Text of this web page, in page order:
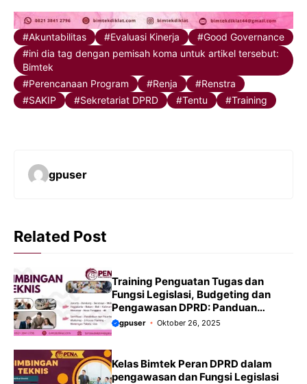
Akuntabilitas Evaluasi Kinerja
Good Governance
ini dia tag dengan pemisah koma untuk artikel tersebut:
Bimtek
Perencanaan Program
Renja
Renstra
SAKIP
Sekretariat DPRD Tentu Training
gpuser
Related Post
Training Penguatan Tugas dan
Fungsi Legislasi, Budgeting dan
Pengawasan DPRD: Panduan
Terbaru 2025/2026
gpuser Oktober 26, 2025
Kelas Bimtek Peran DPRD dalam
pengawasan dan Fungsi Legislasi